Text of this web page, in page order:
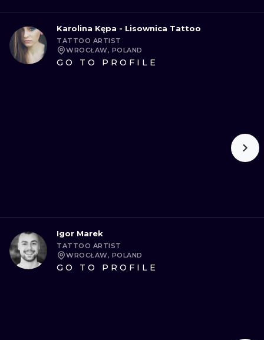
Karolina Kępa - Lisownica Tattoo
TATTOO ARTIST
WROCŁAW, POLAND
GO TO PROFILE
Igor Marek
TATTOO ARTIST
WROCŁAW, POLAND
GO TO PROFILE